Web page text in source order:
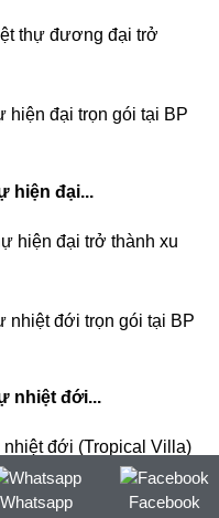
thự đương đại trở
hiện đại...
hiện đại trở thành xu
nhiệt đới...
đới (Tropical Villa)
Whatsapp Facebook